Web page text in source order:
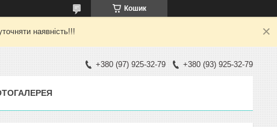
Кошик
наявність!!!
+380 (97) 925-32-79 +380 (93) 925-32-79